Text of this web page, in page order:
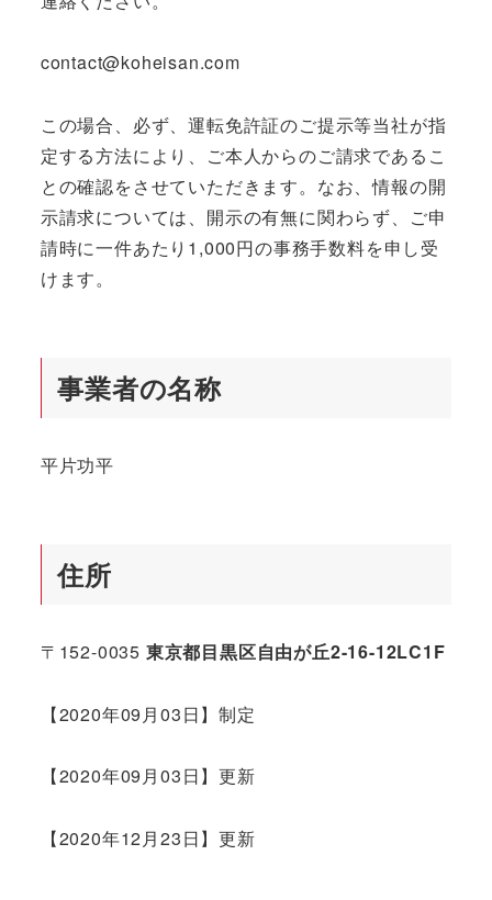
contact@koheisan.com
この場合、必ず、運転免許証のご提示等当社が指
定する方法により、ご本人からのご請求であるこ
との確認をさせていただきます。なお、情報の開
示請求については、開示の有無に関わらず、ご申
請時に一件あたり1,000円の事務手数料を申し受
けます。
事業者の名称
平片功平
住所
〒152-0035 東京都目黒区自由が丘2-16-12LC1F
【2020年09月03日】制定
【2020年09月03日】更新
【2020年12月23日】更新